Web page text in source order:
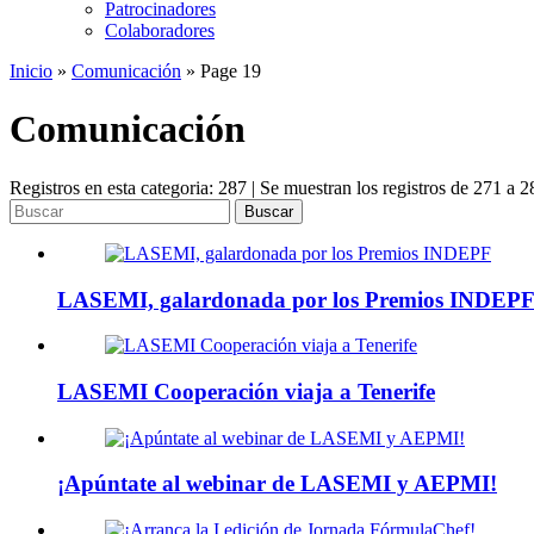
Patrocinadores
Colaboradores
Inicio » Comunicación » Page 19
Comunicación
Registros en esta categoria: 287 | Se muestran los registros de 271 a
Buscar
LASEMI, galardonada por los Premios INDEPF
LASEMI Cooperación viaja a Tenerife
¡Apúntate al webinar de LASEMI y AEPMI!